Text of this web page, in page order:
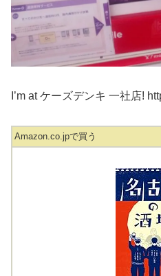
I’m at ケーズデンキ 一社店!
Amazon.co.jpで買う